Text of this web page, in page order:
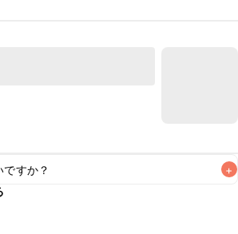
すか？ +
日が目安です。なるべくお早めにお召